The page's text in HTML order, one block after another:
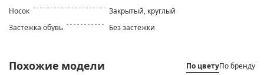
Носок
Закрытый, круглый
Застежка обувь
Без застежки
Похожие модели По цветуПо бренду